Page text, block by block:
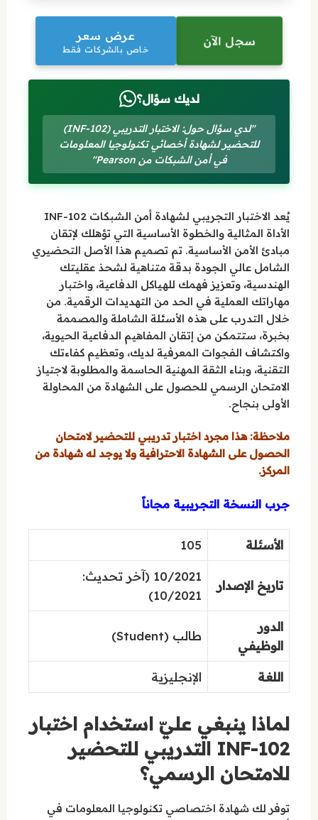
سجل الآن عرض سعر
خاص بالشركات فقط
لديك سؤال؟
"لدي سؤال حول: الاختبار التدريبي (INF-102)
للتحضير لشهادة أخصائي تكنولوجيا المعلومات
في أمن الشبكات من Pearson"
يُعد الاختبار التجريبي لشهادة أمن الشبكات INF-102
الأداة المثالية والخطوة الأساسية التي تؤهلك لإتقان
مبادئ الأمن الأساسية. تم تصميم هذا الأصل التحضيري
الشامل عالي الجودة بدقة متناهية لشحذ عقليتك
الهندسية، وتعزيز فهمك للهياكل الدفاعية، واختبار
مهاراتك العملية في الحد من التهديدات الرقمية. من
خلال التدرب على هذه الأسئلة الشاملة والمصممة
بخبرة، ستتمكن من إتقان المفاهيم الدفاعية الحيوية،
واكتشاف الفجوات المعرفية لديك، وتعظيم كفاءتك
التقنية، وبناء الثقة المهنية الحاسمة والمطلوبة لاجتياز
الامتحان الرسمي للحصول على الشهادة من المحاولة
الأولى بنجاح.
ملاحظة: هذا مجرد اختبار تدريبي للتحضير لامتحان
الحصول على الشهادة الاحترافية ولا يوجد له شهادة من
المركز.
جرب النسخة التجريبية مجاناً
الأسئلة 105
تاريخ الإصدار
10/2021 (آخر تحديث:
10/2021)
الدور
الوظيفي
طالب (Student)
اللغة الإنجليزية
لماذا ينبغي عليّ استخدام اختبار
INF-102 التدريبي للتحضير
للامتحان الرسمي؟
توفر لك شهادة اختصاصي تكنولوجيا المعلومات في